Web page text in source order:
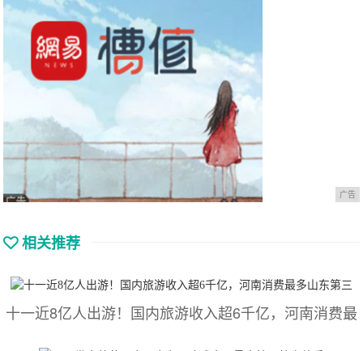
广告
相关推荐
十一近8亿人出游！国内旅游收入超6千亿，河南消费最